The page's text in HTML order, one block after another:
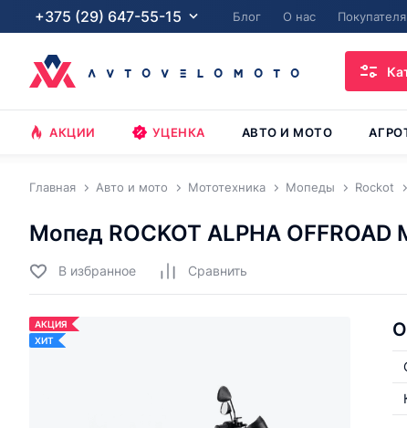
+375 (29) 647-55-15 Блог О нас
АКЦИИ УЦЕНКА АВТО И МОТО
Главная Авто и мото Мототехника Мопеды Rockot
Мопед ROCKOT ALPHA OFFROAD
В избранное Cравнить
АКЦИЯ
ХИТ